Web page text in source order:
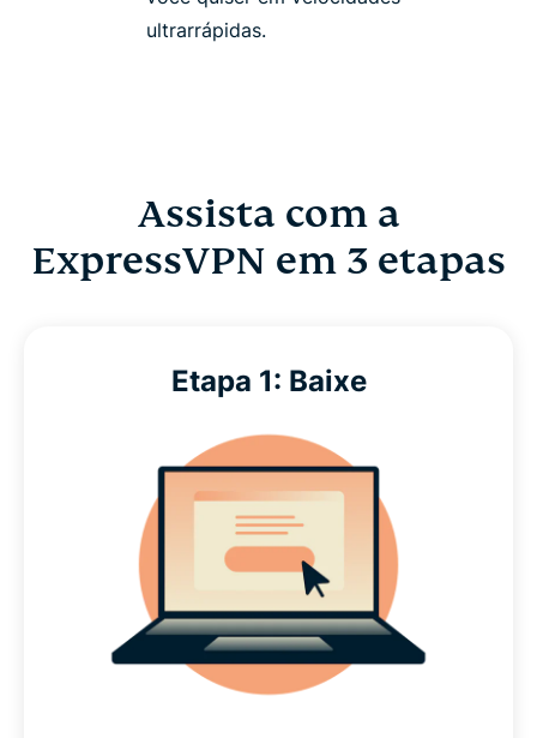
ultrarrápidas.
Assista com a
ExpressVPN em 3 etapas
Etapa 1: Baixe